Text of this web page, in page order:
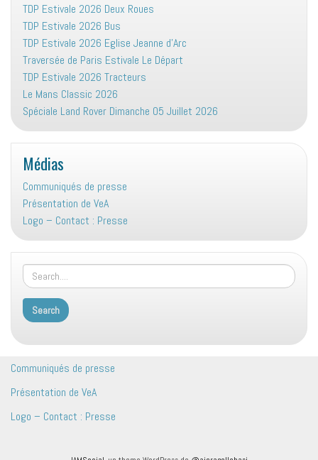
TDP Estivale 2026 Deux Roues
TDP Estivale 2026 Bus
TDP Estivale 2026 Eglise Jeanne d’Arc
Traversée de Paris Estivale Le Départ
TDP Estivale 2026 Tracteurs
Le Mans Classic 2026
Spéciale Land Rover Dimanche 05 Juillet 2026
Médias
Communiqués de presse
Présentation de VeA
Logo – Contact : Presse
Communiqués de presse
Présentation de VeA
Logo – Contact : Presse